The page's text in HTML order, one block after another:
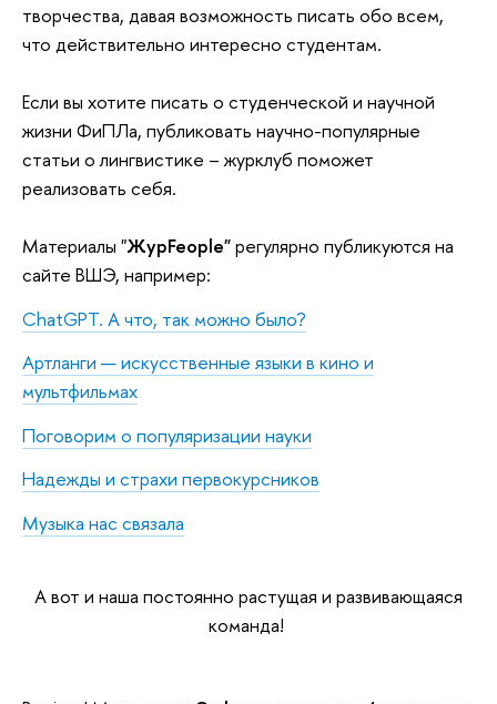
творчества, давая возможность писать обо всем,
что действительно интересно студентам.
Если вы хотите писать о студенческой и научной
жизни ФиПЛа, публиковать научно-популярные
статьи о лингвистике – журклуб поможет
реализовать себя.
Материалы "ЖурFeople"регулярно публикуются на
сайте ВШЭ, например:
ChatGPT. А что, так можно было?
Артланги — искусственные языки в кино и
мультфильмах
Поговорим о популяризации науки
Надежды и страхи первокурсников
Музыка нас связала
А вот и наша постоянно растущая и развивающаяся
команда!